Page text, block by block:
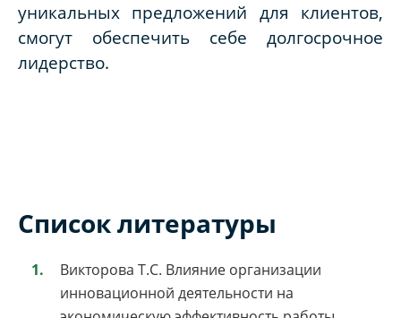
уникальных предложений для клиентов,
смогут обеспечить себе долгосрочное
лидерство.
Список литературы
Викторова Т.С. Влияние организации
инновационной деятельности на